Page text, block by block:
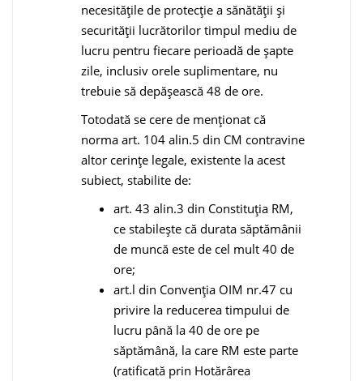
necesităţile de protecţie a sănătăţii şi
securității lucrătorilor timpul mediu de
lucru pentru fiecare perioadă de şapte
zile, inclusiv orele suplimentare, nu
trebuie să depăşească 48 de ore.
Totodată se cere de menţionat că
norma art. 104 alin.5 din CM contravine
altor cerinţe legale, existente la acest
subiect, stabilite de:
art. 43 alin.3 din Constituţia RM,
ce stabilește că durata săptămânii
de muncă este de cel mult 40 de
ore;
art.l din Convenţia OIM nr.47 cu
privire la reducerea timpului de
lucru până la 40 de ore pe
săptămână, la care RM este parte
(ratificată prin Hotărârea